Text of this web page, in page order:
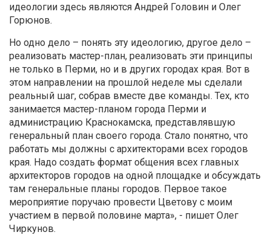
идеологии здесь являются Андрей Головин и Олег
Горюнов.
Но одно дело – понять эту идеологию, другое дело –
реализовать мастер-план, реализовать эти принципы
не только в Перми, но и в других городах края. Вот в
этом направлении на прошлой неделе мы сделали
реальный шаг, собрав вместе две команды. Тех, кто
занимается мастер-планом города Перми и
администрацию Краснокамска, представлявшую
генеральный план своего города. Стало понятно, что
работать мы должны с архитекторами всех городов
края. Надо создать формат общения всех главных
архитекторов городов на одной площадке и обсуждать
там генеральные планы городов. Первое такое
мероприятие поручаю провести Цветову с моим
участием в первой половине марта», - пишет Олег
Чиркунов.